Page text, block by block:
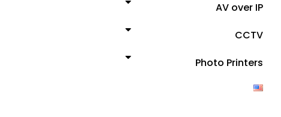
AV over IP
CCTV
Photo Printers